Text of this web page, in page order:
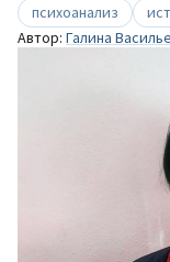
психоанализ
Автор: Галина